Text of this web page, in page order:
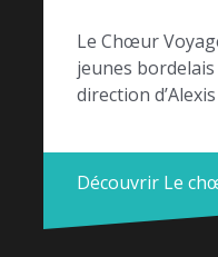
Le Chœur
jeunes
direction
Découvrir Le